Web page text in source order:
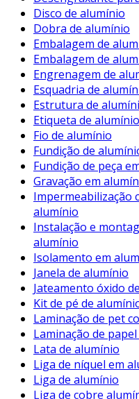
Preparação de
Retira resíduos e
superfície limpa
aderência da tinta.
Manutenção de
na limpeza de
que trabalham com
Limpeza Geral
:
limpeza de
como panelas e
Além dessas aplicações,
amplamente utilizado
manipulem alumínio,
a eficiência dos
Como Utilizar o
Alumínio
Para garantir resultados
do desengraxante deve
Aqui está um guia
Preparação da
Disco de alumínio
Dobra de alumínio
Embalagem de
Embalagem de
Engrenagem de
Esquadria de
Estrutura de
Etiqueta de alumínio
Fio de alumínio
Fundição de
Fundição de peça
Gravação em
Impermeabilização
alumínio
Instalação e
alumínio
Isolamento em
Janela de alumínio
Jateamento óxido
Kit de pé de
Laminação de pet
Laminação de
Lata de alumínio
Liga de níquel em
Liga de alumínio
Liga de cobre